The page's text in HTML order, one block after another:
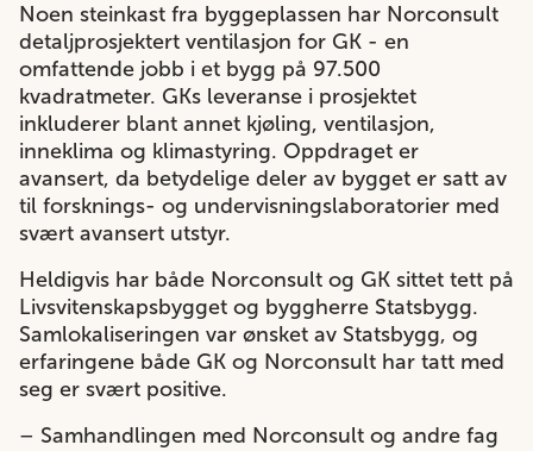
Noen steinkast fra byggeplassen har Norconsult
detaljprosjektert ventilasjon for GK - en
omfattende jobb i et bygg på 97.500
kvadratmeter. GKs leveranse i prosjektet
inkluderer blant annet kjøling, ventilasjon,
inneklima og klimastyring. Oppdraget er
avansert, da betydelige deler av bygget er satt av
til forsknings- og undervisningslaboratorier med
svært avansert utstyr.
Heldigvis har både Norconsult og GK sittet tett på
Livsvitenskapsbygget og byggherre Statsbygg.
Samlokaliseringen var ønsket av Statsbygg, og
erfaringene både GK og Norconsult har tatt med
seg er svært positive.
– Samhandlingen med Norconsult og andre fag